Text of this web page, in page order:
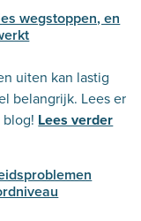
wegstoppen, en
uiten kan lastig
belangrijk. Lees er
Lees verder